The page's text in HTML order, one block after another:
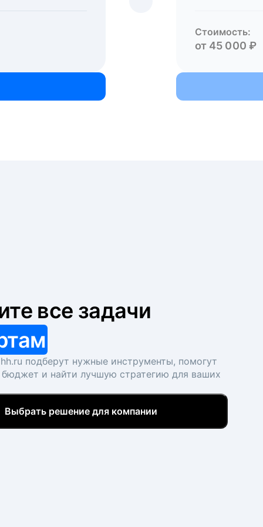
Стоимость:
от 45 000 ₽
все задачи
подберут нужные инструменты, помогут
бюджет и найти лучшую стратегию для ваших
Выбрать решение для компании